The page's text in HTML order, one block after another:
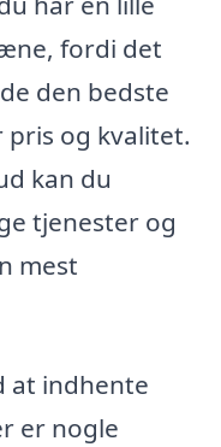
fordi det
den bedste
pris og kvalitet.
kan du
tjenester og
mest
at indhente
er nogle